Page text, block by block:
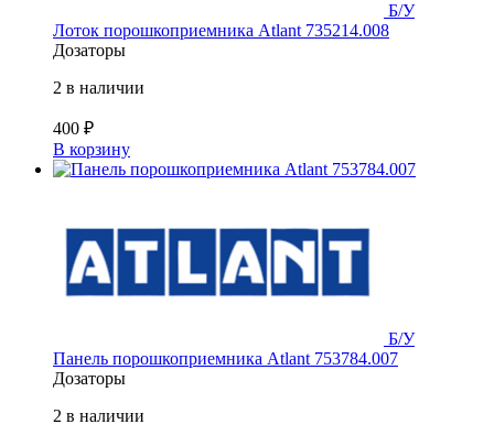
Б/У
Лоток порошкоприемника Atlant 735214.008
Дозаторы
2 в наличии
400 ₽
В корзину
Б/У
Панель порошкоприемника Atlant 753784.007
Дозаторы
2 в наличии